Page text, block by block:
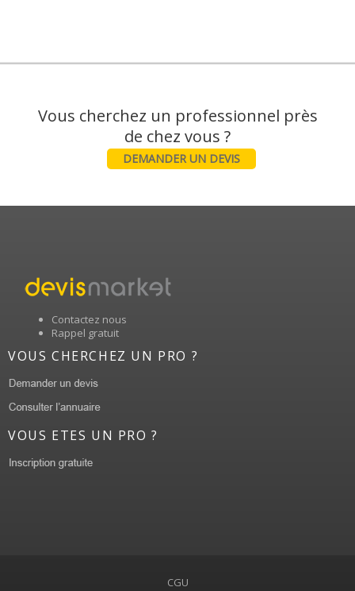
Vous cherchez un professionnel près
DEMANDER UN DEVIS
Contactez nous
Rappel gratuit
VOUS CHERCHEZ UN PRO ?
VOUS ETES UN PRO ?
CGU